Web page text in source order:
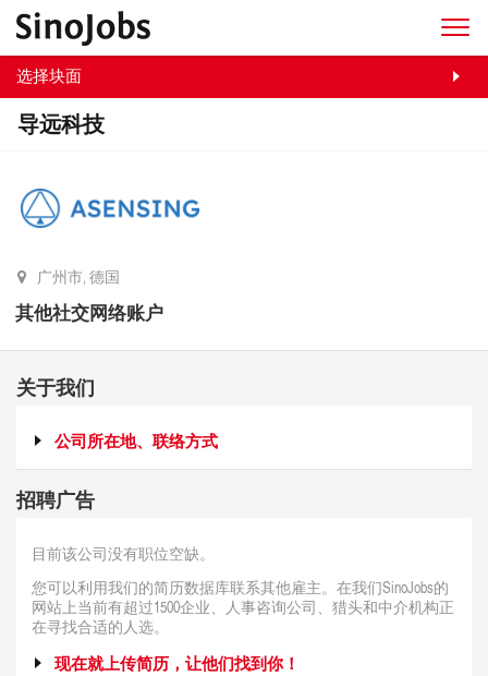
广州市, 德国
其他社交网络账户
导远科技
选择块面
关于我们
公司所在地、联络方式
招聘广告
目前该公司没有职位空缺。
您可以利用我们的简历数据库联系其他雇主。在我们SinoJobs的
网站上当前有超过1500企业、人事咨询公司、猎头和中介机构正
在寻找合适的人选。
现在就上传简历，让他们找到你！